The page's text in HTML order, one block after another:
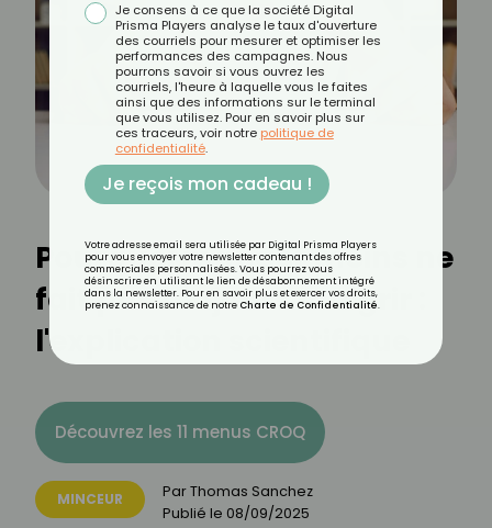
Pourquoi manger moins ne
fait pas toujours maigrir :
l'explication scientifique
Découvrez les 11 menus CROQ
MINCEUR ParThomas Sanchez
Publié le 08/09/2025
Je consens à ce que la société Digital
Prisma Players analyse le taux d'ouverture
des courriels pour mesurer et optimiser les
performances des campagnes. Nous
pourrons savoir si vous ouvrez les
courriels, l'heure à laquelle vous le faites
ainsi que des informations sur le terminal
que vous utilisez. Pour en savoir plus sur
ces traceurs, voir notre politique de
confidentialité.
Je reçois mon cadeau !
Votre adresse email sera utilisée par Digital Prisma Players
pour vous envoyer votre newsletter contenant des offres
commerciales personnalisées. Vous pourrez vous
désinscrire en utilisant le lien de désabonnement intégré
dans la newsletter. Pour en savoir plus et exercer vos droits,
prenez connaissance de notre Charte de Confidentialité.